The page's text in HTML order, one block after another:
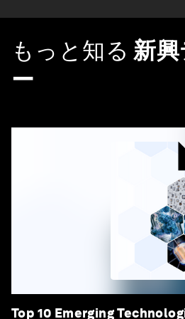
もっと知る 新
ー
Top 10 Emerging